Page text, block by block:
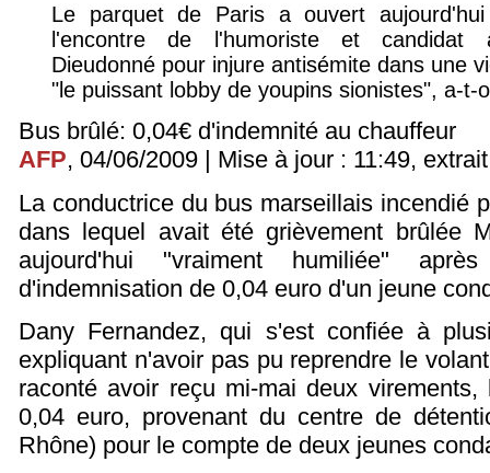
Le parquet de Paris a ouvert
l'encontre de l'humoriste et candidat
Dieudonné pour injure antisémite dans une
"le puissant lobby de youpins sionistes", a-t-
Bus brûlé: 0,04€ d'indemnité au chauffeur
AFP, 04/06/2009 | Mise à jour : 11:49, extrait
La conductrice du bus marseillais incendié
dans lequel avait été grièvement brûlée
aujourd'hui "vraiment humiliée"
d'indemnisation de 0,04 euro d'un jeune
Dany Fernandez, qui s'est confiée à
expliquant n'avoir pas pu reprendre le
raconté avoir reçu mi-mai deux
0,04 euro, provenant du centre de
Rhône) pour le compte de deux jeunes